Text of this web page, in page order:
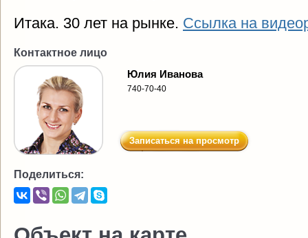
Итака. 30 лет на рынке. Ссылка на
Контактное лицо
Юлия Иванова
740-70-40
Записаться на просмотр
Поделиться: